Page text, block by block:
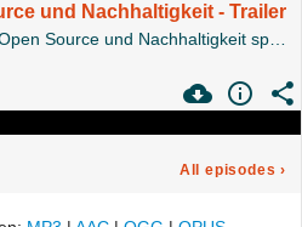
und Nachhaltigkeit - Trailer
All episodes ›